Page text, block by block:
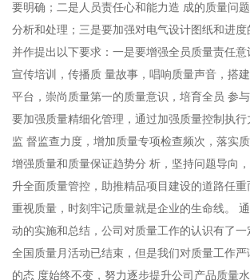
要明确；二是人员责任心和能力造 成的质量问
分析和处理；三是要加强对电气设计图纸和进度
并作提出以下要求：一是要增强全员质量责任
宣传培训，传播质 量故事，唱响质量声音，搭
平台，崇尚质量第一的质量意识，培育全员 参
要加强质量精细化管理，通过加强质量控制执
监 督监查力度，增加质量专项检查频次，落实
增强质量和质量保证趋势分 析，坚持问题导向
升全面质量管控，助推精品项目建设的道路任
重视质量，时刻牢记质量就是企业的生命线。
动的实施和总结，公司对质量工作的认识有了
全国质量月活动已结束，但是我们对质量工作
的态 度始终不变，努力逐步提升公司产品质量